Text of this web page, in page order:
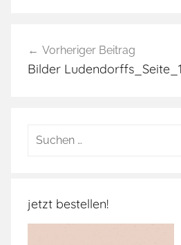
Vorheriger Beitrag
Bilder
Suchen
jetzt bestellen!